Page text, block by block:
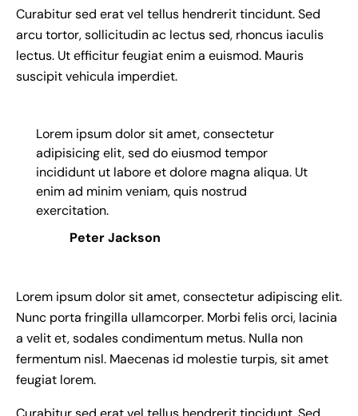
Curabitur sed erat vel tellus hendrerit tincidunt. Sed
arcu tortor, sollicitudin ac lectus sed, rhoncus iaculis
lectus. Ut efficitur feugiat enim a euismod. Mauris
suscipit vehicula imperdiet.
Lorem ipsum dolor sit amet, consectetur
adipisicing elit, sed do eiusmod tempor
incididunt ut labore et dolore magna aliqua. Ut
enim ad minim veniam, quis nostrud
exercitation.
Peter Jackson
Lorem ipsum dolor sit amet, consectetur adipiscing elit.
Nunc porta fringilla ullamcorper. Morbi felis orci, lacinia
a velit et, sodales condimentum metus. Nulla non
fermentum nisl. Maecenas id molestie turpis, sit amet
feugiat lorem.